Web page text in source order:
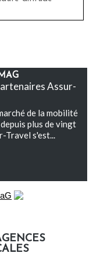
Assur-
de la mobilité
plus de vingt
Travel s'est...